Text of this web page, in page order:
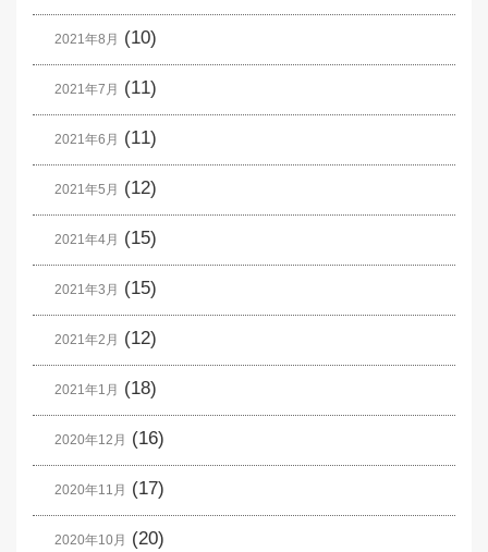
2021年8月 (10)
2021年7月 (11)
2021年6月 (11)
2021年5月 (12)
2021年4月 (15)
2021年3月 (15)
2021年2月 (12)
2021年1月 (18)
2020年12月 (16)
2020年11月 (17)
2020年10月 (20)